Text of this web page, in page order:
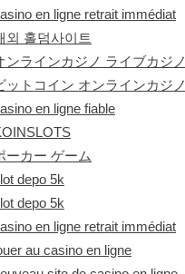
en ligne retrait immédiat
외 홀덤사이트
ンラインカジノ ライブカジノ
ットコイン オンラインカジノ
en ligne fiable
ーカー ゲーム
depo 5k
depo 5k
en ligne retrait immédiat
au casino en ligne